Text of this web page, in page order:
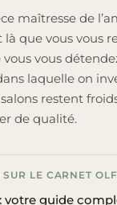
maîtresse de
là que vous vous
vous
laquelle on
restent
de qualité.
SUR LE CARNET
votre guide